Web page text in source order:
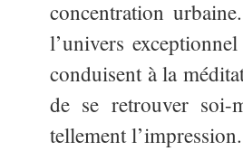
concentration
l’univers
conduisent à la
de se retrouver
tellement l’impression.